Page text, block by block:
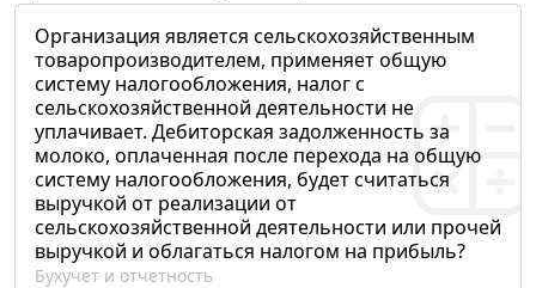
Организация является сельскохозяйственным
товаропроизводителем, применяет общую
систему налогообложения, налог с
сельскохозяйственной деятельности не
уплачивает. Дебиторская задолженность за
молоко, оплаченная после перехода на общую
систему налогообложения, будет считаться
выручкой от реализации от
сельскохозяйственной деятельности или прочей
выручкой и облагаться налогом на прибыль?
Бухучет и отчетность